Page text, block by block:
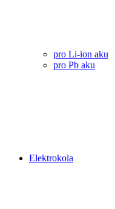
pro Li-ion aku
pro Pb aku
Elektrokola